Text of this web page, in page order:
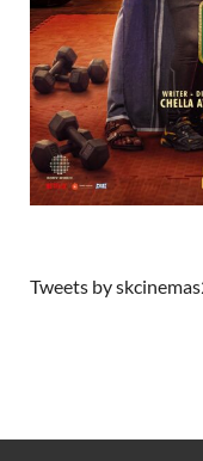
Tweets by